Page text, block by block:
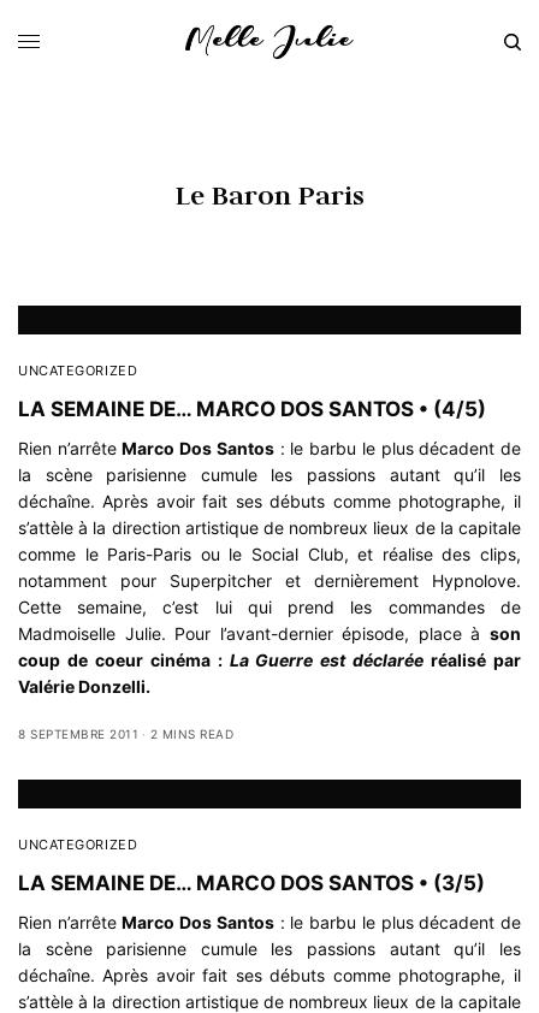
Le Baron Paris
UNCATEGORIZED
LA SEMAINE DE… MARCO DOS SANTOS • (4/5)
Rien n’arrêteMarco Dos Santos: le barbu le plus décadent de
la scène parisienne cumule les passions autant qu’il les
déchaîne. Après avoir fait ses débuts comme photographe, il
s’attèle à la direction artistique de nombreux lieux de la capitale
comme le Paris-Paris ou le Social Club, et réalise des clips,
notamment pour Superpitcher et dernièrement Hypnolove.
Cette semaine, c’est lui qui prend les commandes de
Madmoiselle Julie. Pour l’avant-dernier épisode, place à son
coup de coeur cinéma : La Guerre est déclarée réalisé par
Valérie Donzelli.
8 SEPTEMBRE 2011 2 MINS READ
UNCATEGORIZED
LA SEMAINE DE… MARCO DOS SANTOS • (3/5)
Rien n’arrêteMarco Dos Santos: le barbu le plus décadent de
la scène parisienne cumule les passions autant qu’il les
déchaîne. Après avoir fait ses débuts comme photographe, il
s’attèle à la direction artistique de nombreux lieux de la capitale